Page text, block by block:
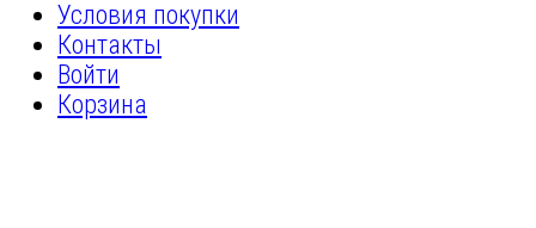
Условия покупки
Контакты
Войти
Корзина